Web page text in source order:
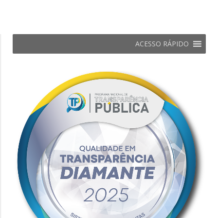
ACESSO RÁPIDO